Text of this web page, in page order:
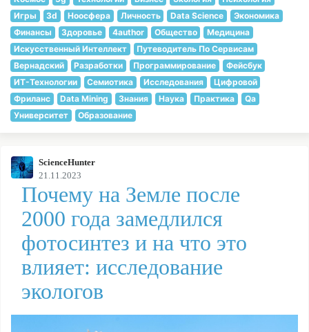
ScienceHunter
21.11.2023
Почему на Земле после
2000 года замедлился
фотосинтез и на что это
влияет: исследование
экологов
Игры
3d Ноосфера Личность Data Science
Экономика
Финансы
Здоровье 4author Общество
Медицина
Искусственный Интеллект
Путеводитель По Сервисам
Вернадский
Разработки Программирование
Фейсбук
ИТ-Технологии
Семиотика Исследования
Цифровой
Фриланс
Data Mining Знания Наука Практика
Qa
Университет
Образование